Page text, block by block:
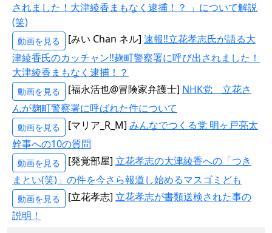
されました！大津綾香まもなく逮捕！？ 」について解説
(笑)
動画を見る [みい Chan ネル] 速報‼立花孝志氏が語る大
津綾香氏のカッチャン‼麹町警察署に呼び出されました！
大津綾香まもなく逮捕！？
動画を見る [福永活也@冒険家弁護士] NHK党 立花さ
んが麹町警察署に呼ばれた件について
動画を見る [マリア_R_M] みんなでつくる党 明ヶ戸亮太
幹事への10の質問
動画を見る [発覚部屋] 立花孝志の大津綾香への「つき
まとい(笑)」の件を今さら報道し始めるマスゴミども
動画を見る [立花孝志] 立花孝志が書類送検された事の
説明！